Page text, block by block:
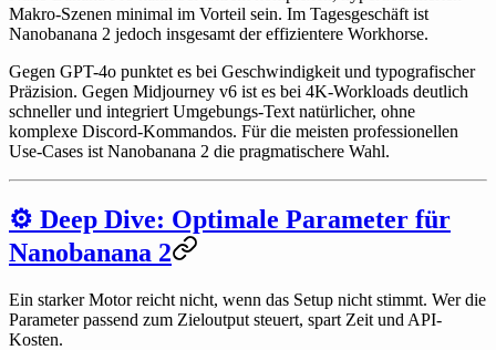
Makro-Szenen minimal im Vorteil sein. Im Tagesgeschäft ist
Nanobanana 2 jedoch insgesamt der effizientere Workhorse.
Gegen GPT-4o punktet es bei Geschwindigkeit und typografischer
Präzision. Gegen Midjourney v6 ist es bei 4K-Workloads deutlich
schneller und integriert Umgebungs-Text natürlicher, ohne
komplexe Discord-Kommandos. Für die meisten professionellen
Use-Cases ist Nanobanana 2 die pragmatischere Wahl.
⚙️ Deep Dive: Optimale Parameter für
Nanobanana 2
Ein starker Motor reicht nicht, wenn das Setup nicht stimmt. Wer die
Parameter passend zum Zieloutput steuert, spart Zeit und API-
Kosten.